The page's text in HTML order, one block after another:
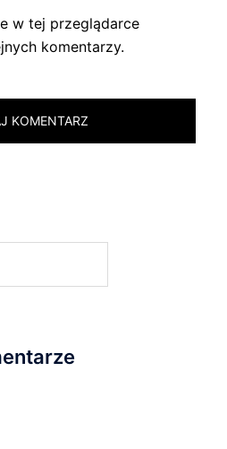
w tej przeglądarce
komentarzy.